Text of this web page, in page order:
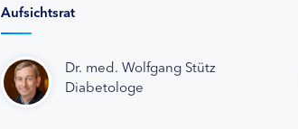
Aufsichtsrat
Dr. med. Wolfgang Stütz
Diabetologe